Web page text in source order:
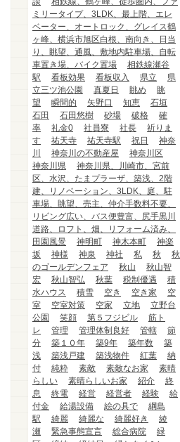
ミリータイプ、3LDK、最上階、エレ
ベーター、オートロック、グレイス鶴
ヶ峰、横浜市旭区白根、南向き、日当
り、眺望、通風、敷地内駐車場、自転
車置き場、バイク置場
相鉄線瀬谷
駅
看板効果 看板収入 県立
県
立三ツ池公園
真夏日 眺め
眺
望
瞬間的 矢野口 知恵
石垣
石田
石田悠樹 砂場 破格
確
率
礼金0 社員寮 社長
祈りま
す
祐天寺 祐天寺駅 祝日
神奈
川
神奈川の不動産屋
神奈川区
神奈川県
神奈川県、川崎市、宮前
区、水沢、たまプラーザ、築浅、2階
建、リノベーション、3LDK、庭、駐
車場、眺望、売主、仲介手数料不要、
リビング広い、バス便豊富、尻手黒川
道路、ロフト、畑、リフォーム済み、
田園風景
神明町 神木本町
神楽
坂
神様 神泉 神社 私 秋
秋
のゴールデンフェア
秋山
秋山智
宏
秋山智弘 秋葉 税制優遇
積
水ハウス
積雪 空き 空き家
空
室
空室対策 空家 立地
立野台
公園
笑顔 第５フジビル
筋ト
レ
管理 管理体制良好 管轄
節
分
築１０年 築9年 築年数
築
浅
築浅戸建 築浅物件 紅葉
納
付
純粋 素敵 素敵なお家
素晴
らしい
素晴らしいお家 紹介
終
息
終電 経営 経営者 経験
給
付金
給湯設備 絵の具で
綱島
駅
綺麗 綺麗な 綺麗好き
綾
瀬
緊急事態宣言 総合病院
緑